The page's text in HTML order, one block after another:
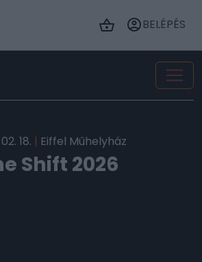
BELÉPÉS
18. | Eiffel Műhelyház
Shift 2026